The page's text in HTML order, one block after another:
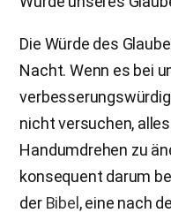
Die Würde des
Nacht. Wenn es bei
nicht versuchen,
Handumdrehen zu
konsequent darum
der Bibel, eine nach